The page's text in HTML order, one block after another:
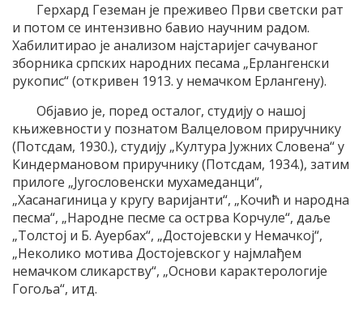
Герхард Геземан је преживео Први светски рат
и потом се интензивно бавио научним радом.
Хабилитирао је анализом најстаријег сачуваног
зборника српских народних песама „Ерлангенски
рукопис“ (откривен 1913. у немачком Ерлангену).
Објавио је, поред осталог, студију о нашој
књижевности у познатом Валцеловом приручнику
(Потсдам, 1930.), студију „Култура Јужних Словена“ у
Киндермановом приручнику (Потсдам, 1934.), затим
прилоге „Југословенски мухамеданци“,
„Хасанагиница у кругу варијанти“, „Кочић и народна
песма“, „Народне песме са острва Корчуле“, даље
„Толстој и Б. Ауербах“, „Достојевски у Немачкој“,
„Неколико мотива Достојевског у најмлађем
немачком сликарству“, „Основи карактерологије
Гогоља“, итд.